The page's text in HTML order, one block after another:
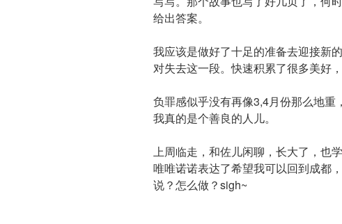
给出答案。
我应该是做好了十足的准备去迎接新
对失去这一段。快速积累了很多美好
负罪感似乎没有再像3,4月份那么地
我真的是个善良的人儿。
上周临走，和佐儿闲聊，长大了，也
唯唯诺诺表达了希望我可以回到成都
说？怎么做？sigh~